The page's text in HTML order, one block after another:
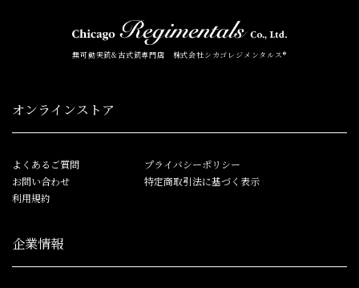
無可動実銃&古式銃専門店 株式会社シカゴレジメンタルス®
オンラインストア
よくあるご質問
お問い合わせ
利用規約
プライバシーポリシー
特定商取引法に基づく表示
企業情報